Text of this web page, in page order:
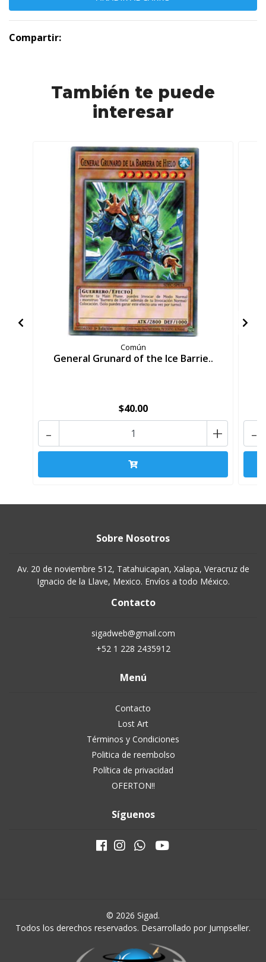
Compartir:
También te puede
interesar
Común
General Grunard of the Ice Barrie..
$40.00
+
- -
Sobre Nosotros
Av. 20 de noviembre 512, Tatahuicapan, Xalapa, Veracruz de
Ignacio de la Llave, Mexico. Envíos a todo México.
Contacto
sigadweb@gmail.com
+52 1 228 2435912
Menú
Contacto
Lost Art
Términos y Condiciones
Politica de reembolso
Política de privacidad
OFERTON!!
Síguenos
© 2026 Sigad.
Todos los derechos reservados. Desarrollado por Jumpseller.